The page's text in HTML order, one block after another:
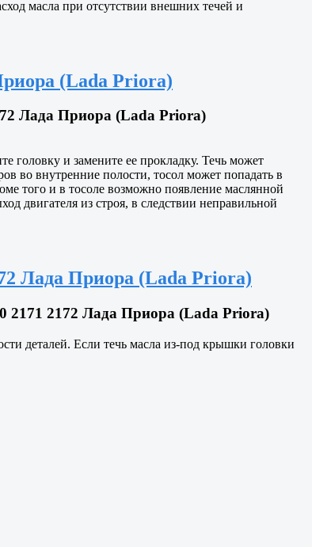
масла при отсутствии внешних течей и
(Lada Priora)
Лада Приора (Lada Priora)
и замените ее прокладку. Течь может
во внутренние полости, тосол может попадать в
того и в тосоле возможно появление маслянной
двигателя из строя, в следствии неправильной
Лада Приора (Lada Priora)
2171 2172 Лада Приора (Lada Priora)
деталей. Если течь масла из-под крышки головки